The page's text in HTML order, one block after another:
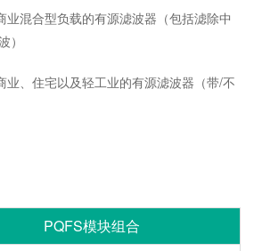
业混合型负载的有源滤波器（包括滤除中
）
业、住宅以及轻工业的有源滤波器（带/不
PQFS模块组合